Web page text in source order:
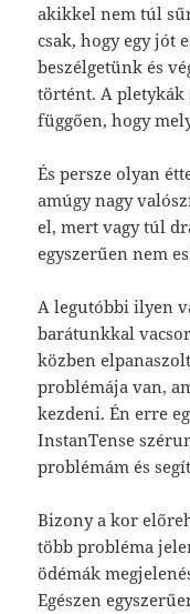
akikkel nem túl
csak, hogy egy jót
beszélgetünk és
történt. A pletykák
függően, hogy
És persze olyan
amúgy nagy
el, mert vagy túl
egyszerűen nem
A legutóbbi ilyen
barátunkkal
közben
problémája van,
kezdeni. Én erre
InstanTense
problémám és
Bizony a kor
több probléma
ödémák
Egészen